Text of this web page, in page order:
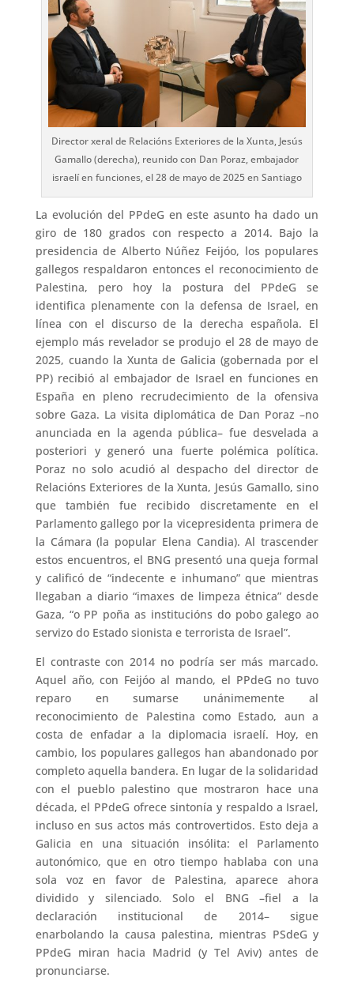
Director xeral de Relacións Exteriores de la Xunta, Jesús
Gamallo (derecha), reunido con Dan Poraz, embajador
israelí en funciones, el 28 de mayo de 2025 en Santiago
La evolución del PPdeG en este asunto ha dado un
giro de 180 grados con respecto a 2014. Bajo la
presidencia de Alberto Núñez Feijóo, los populares
gallegos respaldaron entonces el reconocimiento de
Palestina, pero hoy la postura del PPdeG se
identifica plenamente con la defensa de Israel, en
línea con el discurso de la derecha española. El
ejemplo más revelador se produjo el 28 de mayo de
2025, cuando la Xunta de Galicia (gobernada por el
PP) recibió al embajador de Israel en funciones en
España en pleno recrudecimiento de la ofensiva
sobre Gaza. La visita diplomática de Dan Poraz –no
anunciada en la agenda pública– fue desvelada a
posteriori y generó una fuerte polémica política.
Poraz no solo acudió al despacho del director de
Relacións Exteriores de la Xunta, Jesús Gamallo, sino
que también fue recibido discretamente en el
Parlamento gallego por la vicepresidenta primera de
la Cámara (la popular Elena Candia). Al trascender
estos encuentros, el BNG presentó una queja formal
y calificó de “indecente e inhumano” que mientras
llegaban a diario “imaxes de limpeza étnica” desde
Gaza, “o PP poña as institucións do pobo galego ao
servizo do Estado sionista e terrorista de Israel”.
El contraste con 2014 no podría ser más marcado.
Aquel año, con Feijóo al mando, el PPdeG no tuvo
reparo en sumarse unánimemente al
reconocimiento de Palestina como Estado, aun a
costa de enfadar a la diplomacia israelí. Hoy, en
cambio, los populares gallegos han abandonado por
completo aquella bandera. En lugar de la solidaridad
con el pueblo palestino que mostraron hace una
década, el PPdeG ofrece sintonía y respaldo a Israel,
incluso en sus actos más controvertidos. Esto deja a
Galicia en una situación insólita: el Parlamento
autonómico, que en otro tiempo hablaba con una
sola voz en favor de Palestina, aparece ahora
dividido y silenciado. Solo el BNG –fiel a la
declaración institucional de 2014– sigue
enarbolando la causa palestina, mientras PSdeG y
PPdeG miran hacia Madrid (y Tel Aviv) antes de
pronunciarse.